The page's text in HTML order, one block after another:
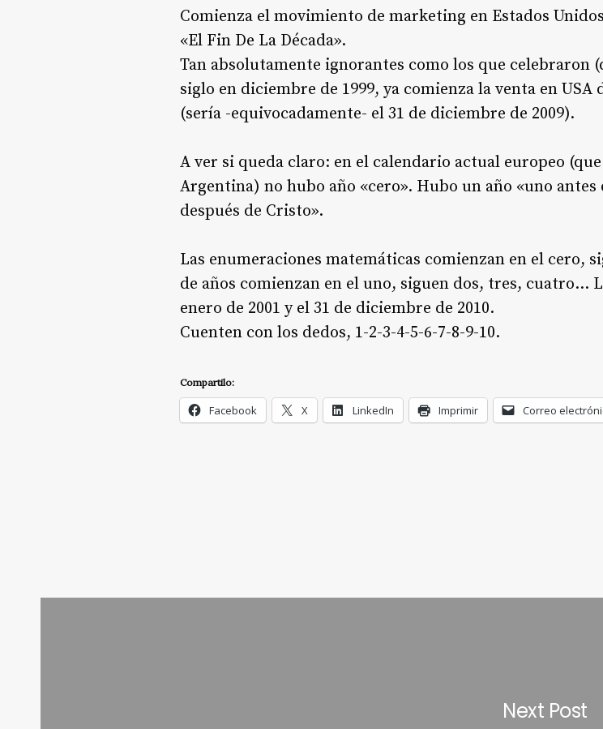
Comienza el movimiento de marketing en Estados
«El Fin De La Década».
Tan absolutamente ignorantes como los que celebraron
siglo en diciembre de 1999, ya comienza la venta en
(sería -equivocadamente- el 31 de diciembre de 2009).
A ver si queda claro: en el calendario actual europeo
Argentina) no hubo año «cero». Hubo un año «uno
después de Cristo».
Las enumeraciones matemáticas comienzan en el cero,
de años comienzan en el uno, siguen dos, tres, cuatro…
enero de 2001 y el 31 de diciembre de 2010.
Cuenten con los dedos, 1-2-3-4-5-6-7-8-9-10.
Compartilo:
Facebook X LinkedIn Imprimir Correo
Next Post